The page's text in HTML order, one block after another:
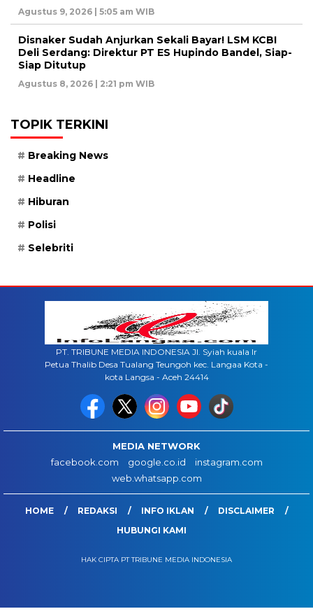
Agustus 9, 2026 | 5:05 am WIB
Disnaker Sudah Anjurkan Sekali Bayar! LSM KCBI
Deli Serdang: Direktur PT ES Hupindo Bandel, Siap-
Siap Ditutup
Agustus 8, 2026 | 2:21 pm WIB
TOPIK TERKINI
Breaking News
Headline
Hiburan
Polisi
Selebriti
PT. TRIBUNE MEDIA INDONESIA Jl. Syiah kuala lr
Petua Thalib Desa Tualang Teungoh kec. Langaa Kota -
kota Langsa - Aceh 24414
MEDIA NETWORK
facebook.com
google.co.id
instagram.com
web.whatsapp.com
HOME REDAKSI INFO IKLAN
DISCLAIMER
HUBUNGI KAMI
HAK CIPTA PT TRIBUNE MEDIA INDONESIA